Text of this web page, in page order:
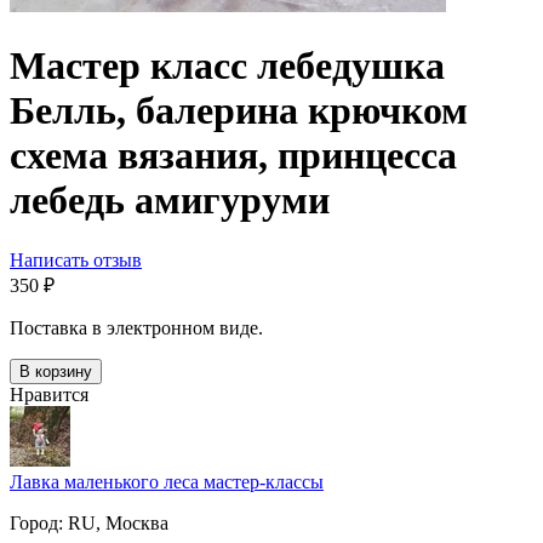
Мастер класс лебедушка
Белль, балерина крючком
схема вязания, принцесса
лебедь амигуруми
Написать отзыв
‍350‍ ₽
Поставка в электронном виде.
В корзину
Нравится
Лавка маленького леса мастер-классы
Город:
RU, Москва